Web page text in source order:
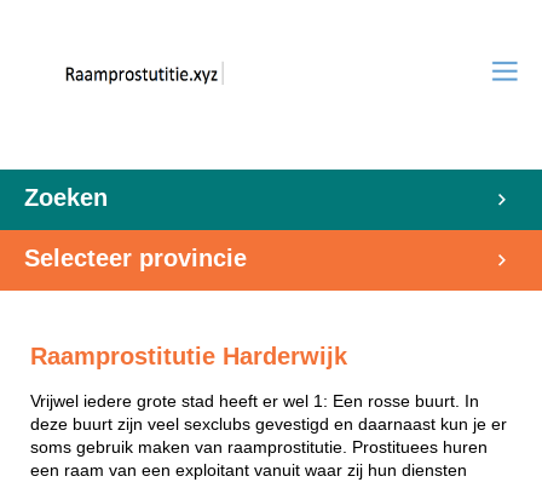
Zoeken
Selecteer provincie
Raamprostitutie Harderwijk
Vrijwel iedere grote stad heeft er wel 1: Een rosse buurt. In
deze buurt zijn veel sexclubs gevestigd en daarnaast kun je er
soms gebruik maken van raamprostitutie. Prostituees huren
een raam van een exploitant vanuit waar zij hun diensten